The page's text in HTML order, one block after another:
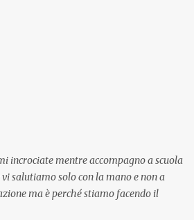
incrociate mentre accompagno a scuola
vi salutiamo solo con la mano e non a
ma è perché stiamo facendo il